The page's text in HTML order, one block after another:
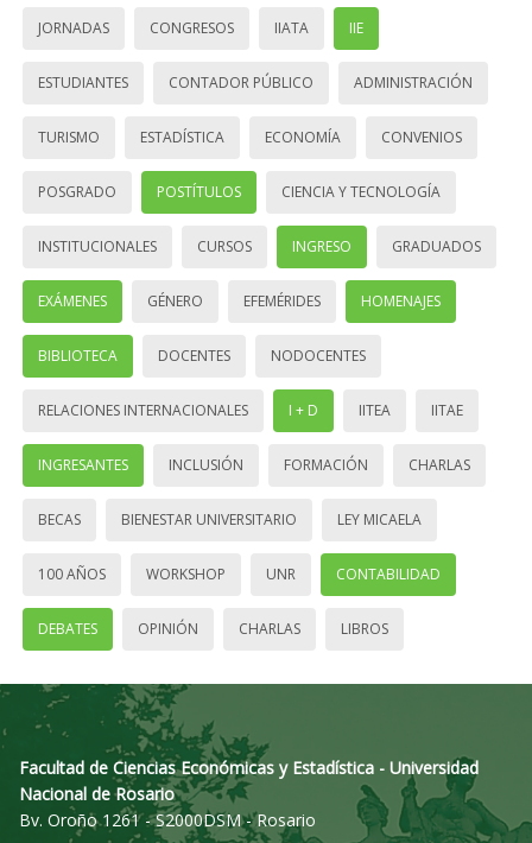
JORNADAS CONGRESOS IIATA IIE
ESTUDIANTES CONTADOR PÚBLICO ADMINISTRACIÓN
TURISMO ESTADÍSTICA ECONOMÍA CONVENIOS
POSGRADO POSTÍTULOS CIENCIA Y TECNOLOGÍA
INSTITUCIONALES CURSOS INGRESO GRADUADOS
EXÁMENES GÉNERO EFEMÉRIDES HOMENAJES
BIBLIOTECA DOCENTES NODOCENTES
RELACIONES INTERNACIONALES I + D IITEA IITAE
INGRESANTES INCLUSIÓN FORMACIÓN CHARLAS
BECAS BIENESTAR UNIVERSITARIO LEY MICAELA
100 AÑOS WORKSHOP UNR CONTABILIDAD
DEBATES OPINIÓN CHARLAS LIBROS
Facultad de Ciencias Económicas y Estadística - Universidad
Nacional de Rosario
Bv. Oroño 1261 - S2000DSM - Rosario